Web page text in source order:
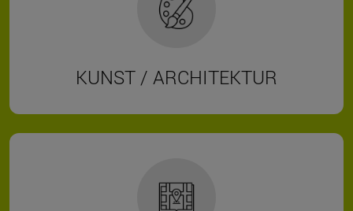
KUNST / ARCHITEKTUR